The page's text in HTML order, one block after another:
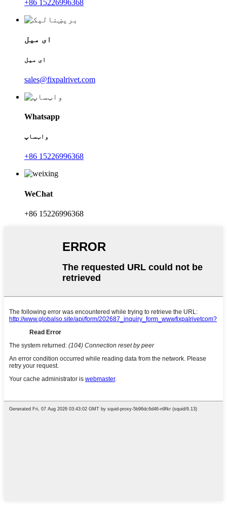
+86 15226996368
ای میل
ای میل
sales@fixpalrivet.com
Whatsapp
واټساپ
+86 15226996368
WeChat
+86 15226996368